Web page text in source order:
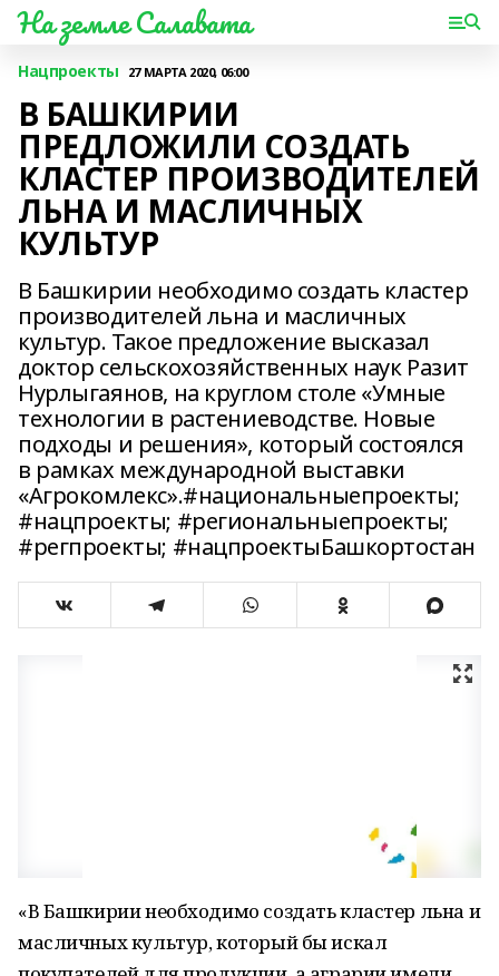
На земле Салавата
Нацпроекты 27 МАРТА 2020, 06:00
В БАШКИРИИ
ПРЕДЛОЖИЛИ СОЗДАТЬ
КЛАСТЕР ПРОИЗВОДИТЕЛЕЙ
ЛЬНА И МАСЛИЧНЫХ
КУЛЬТУР
В Башкирии необходимо создать кластер
производителей льна и масличных
культур. Такое предложение высказал
доктор сельскохозяйственных наук Разит
Нурлыгаянов, на круглом столе «Умные
технологии в растениеводстве. Новые
подходы и решения», который состоялся
в рамках международной выставки
«Агрокомлекс».#национальныепроекты;
#нацпроекты; #региональныепроекты;
#регпроекты; #нацпроектыБашкортостан
«В Башкирии необходимо создать кластер льна и
масличных культур, который бы искал